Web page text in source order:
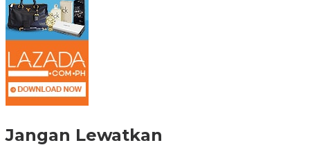
Jangan Lewatkan